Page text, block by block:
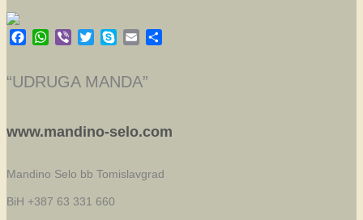
Facebook
WhatsApp
Viber TwitterSkypeEmail
“UDRUGA MANDA”
www.mandino-selo.com
Mandino Selo bb Tomislavgrad
BiH +387 63 331 660